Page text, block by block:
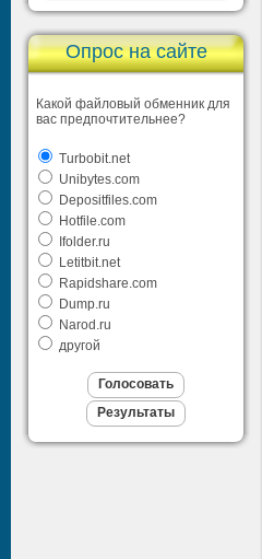
Опрос на сайте
Какой файловый обменник для
вас предпочтительнее?
Turbobit.net
Unibytes.com
Depositfiles.com
Hotfile.com
Ifolder.ru
Letitbit.net
Rapidshare.com
Dump.ru
Narod.ru
другой